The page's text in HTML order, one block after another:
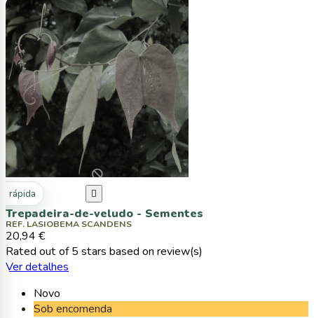
rápida 
Trepadeira-de-veludo - Sementes
REF. LASIOBEMA SCANDENS
20,94 €
Rated out of 5 stars based on review(s)
Ver detalhes
Novo
Sob encomenda